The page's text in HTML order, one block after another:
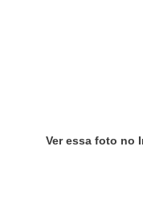
Ver essa foto no